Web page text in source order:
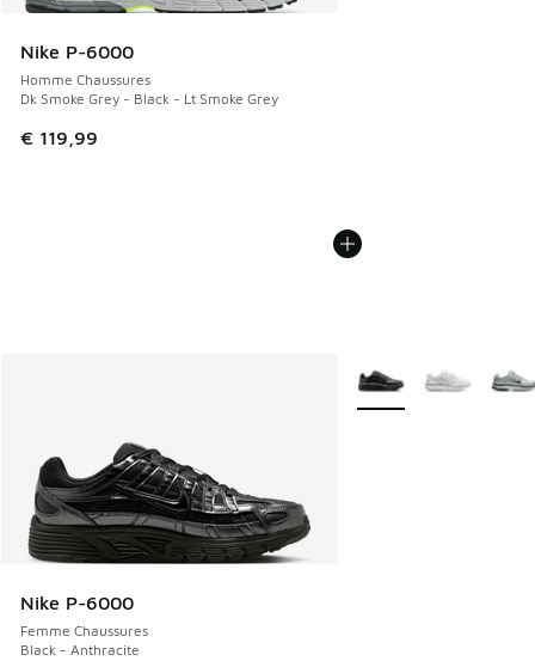
Nike P-6000
Homme Chaussures
Dk Smoke Grey - Black - Lt Smoke Grey
€ 119,99
Nike P-6000
Femme Chaussures
Black - Anthracite
Plus de couleurs